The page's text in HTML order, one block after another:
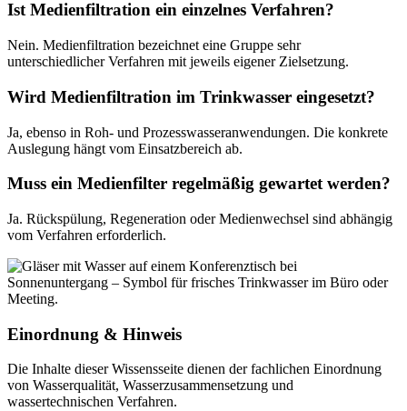
Ist Medienfiltration ein einzelnes Verfahren?
Nein. Medienfiltration bezeichnet eine Gruppe sehr
unterschiedlicher Verfahren mit jeweils eigener Zielsetzung.
Wird Medienfiltration im Trinkwasser eingesetzt?
Ja, ebenso in Roh- und Prozesswasseranwendungen. Die konkrete
Auslegung hängt vom Einsatzbereich ab.
Muss ein Medienfilter regelmäßig gewartet werden?
Ja. Rückspülung, Regeneration oder Medienwechsel sind abhängig
vom Verfahren erforderlich.
Einordnung & Hinweis
Die Inhalte dieser Wissensseite dienen der fachlichen Einordnung
von Wasserqualität, Wasserzusammensetzung und
wassertechnischen Verfahren.